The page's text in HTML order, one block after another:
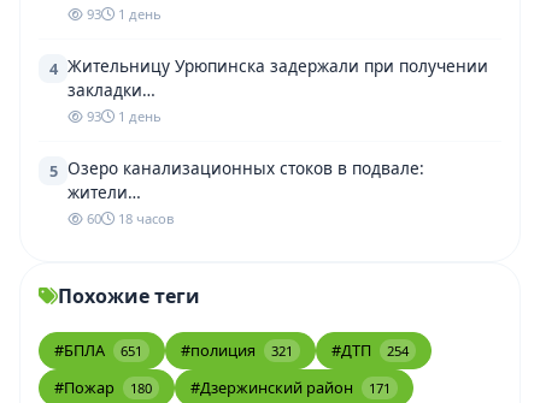
93 1 день
4 Жительницу Урюпинска задержали при получении
закладки…
93 1 день
5 Озеро канализационных стоков в подвале:
жители…
60 18 часов
Похожие теги
#БПЛА 651 #полиция 321 #ДТП 254
#Пожар 180 #Дзержинский район 171